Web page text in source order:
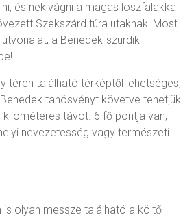
és nekivágni a magas löszfalakkal
Szekszárd túra utaknak! Most
a Benedek-szurdik
téren található térképtől lehetséges,
Benedek tanösvényt követve tehetjük
távot. 6 fő pontja van,
nevezetesség vagy természeti
is olyan messze található a költő